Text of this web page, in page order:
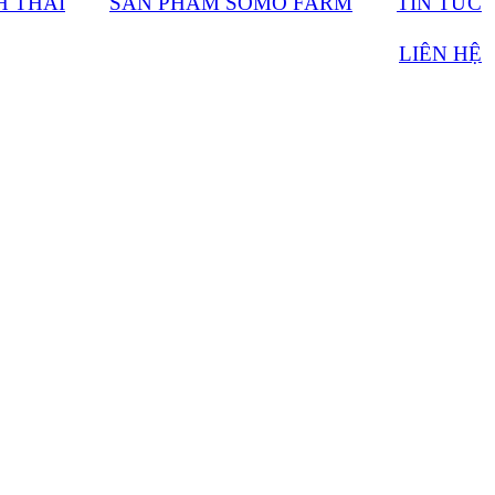
LIÊN HỆ